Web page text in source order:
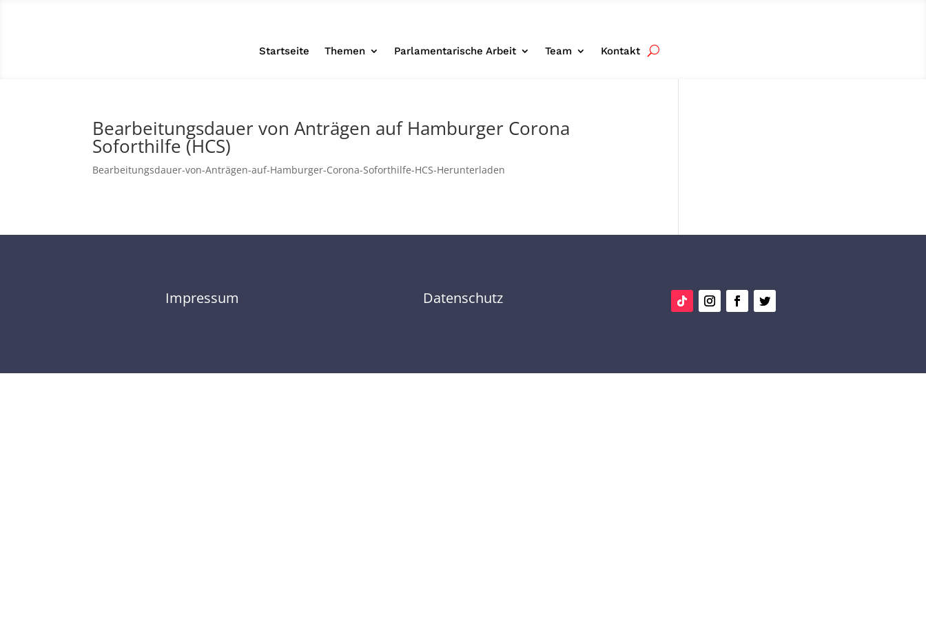
Startseite Themen Parlamentarische Arbeit Team Kontakt
Bearbeitungsdauer von Anträgen auf Hamburger Corona
Soforthilfe (HCS)
Bearbeitungsdauer-von-Anträgen-auf-Hamburger-Corona-Soforthilfe-HCS-Herunterladen
Impressum Datenschutz